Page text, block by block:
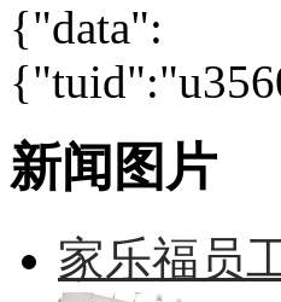
{"data":
新闻图片
家乐福员